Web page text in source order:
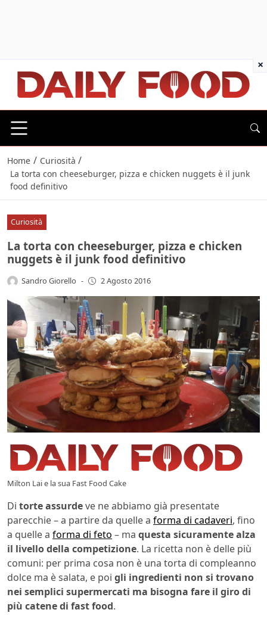
Home / Curiosità /
La torta con cheeseburger, pizza e chicken nuggets è il junk
food definitivo
Curiosità
La torta con cheeseburger, pizza e chicken
nuggets è il junk food definitivo
Sandro Giorello - 2 Agosto 2016
Milton Lai e la sua Fast Food Cake
Di torte assurdeve ne abbiamo già presentate
parecchie – a partire da quelle a forma di cadaveri, fino
a quelle a forma di feto – ma questa sicuramente alza
il livello della competizione. La ricetta non è delle più
comuni: per prima cosa non è una torta di compleanno
dolce ma è salata, e poi gli ingredienti non si trovano
nei semplici supermercati ma bisogna fare il giro di
più catene di fast food.
×